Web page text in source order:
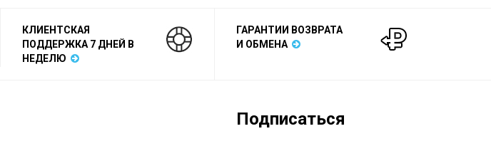
КЛИЕНТСКАЯ
ПОДДЕРЖКА 7 ДНЕЙ В
НЕДЕЛЮ
ГАРАНТИИ ВОЗВРАТА
И ОБМЕНА
Подписаться